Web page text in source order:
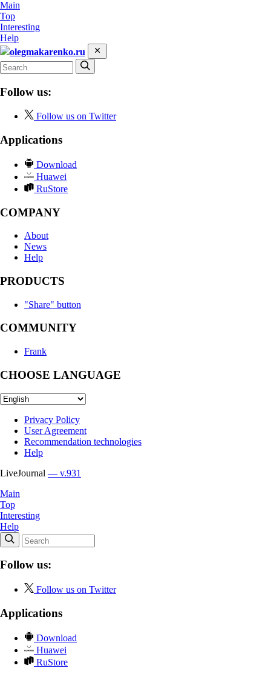
Main
Top
Interesting
Help
olegmakarenko.ru
Follow us:
Follow us on Twitter
Applications
Download
Huawei
RuStore
COMPANY
About
News
Help
PRODUCTS
"Share" button
COMMUNITY
Frank
CHOOSE LANGUAGE
Privacy Policy
User Agreement
Recommendation technologies
Help
LiveJournal — v.931
Main
Top
Interesting
Help
Follow us:
Follow us on Twitter
Applications
Download
Huawei
RuStore